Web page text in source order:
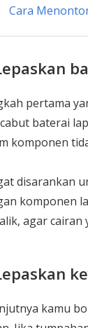
Cara
pertama
baterai
komponen
disarankan
komponen
agar cairan
kamu